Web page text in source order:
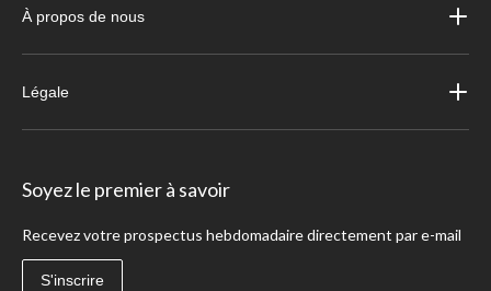
À propos de nous
Légale
Soyez le premier à savoir
Recevez votre prospectus hebdomadaire directement par e-mail
S'inscrire